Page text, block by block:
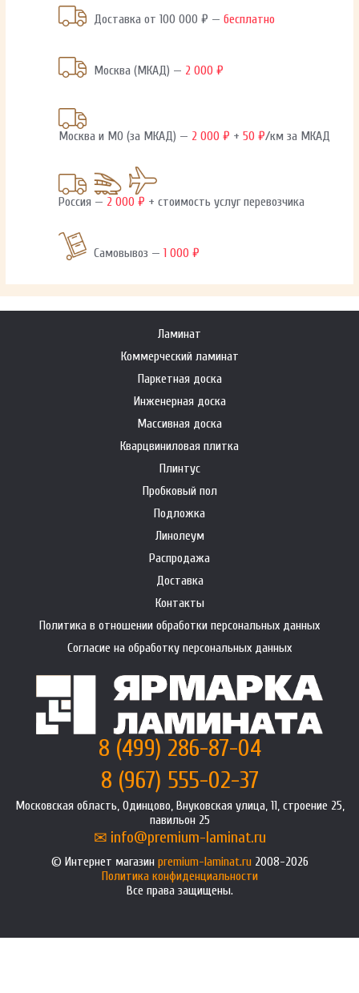
Доставка от 100 000 ₽ —бесплатно
Москва (МКАД) — 2 000 ₽
Москва и МО (за МКАД) — 2 000 ₽ +50 ₽/км за МКАД
Россия — 2 000 ₽ + стоимость услуг перевозчика
Самовывоз —1 000 ₽
Ламинат
Коммерческий ламинат
Паркетная доска
Инженерная доска
Массивная доска
Кварцвиниловая плитка
Плинтус
Пробковый пол
Подложка
Линолеум
Распродажа
Доставка
Контакты
Политика в отношении обработки персональных данных
Согласие на обработку персональных данных
8 (499) 286-87-04
8 (967) 555-02-37
Московская область, Одинцово, Внуковская улица, 11, строение 25,
павильон 25
info@premium-laminat.ru
Интернет магазин premium-laminat.ru2008-2026
Политика конфиденциальности
Все права защищены.